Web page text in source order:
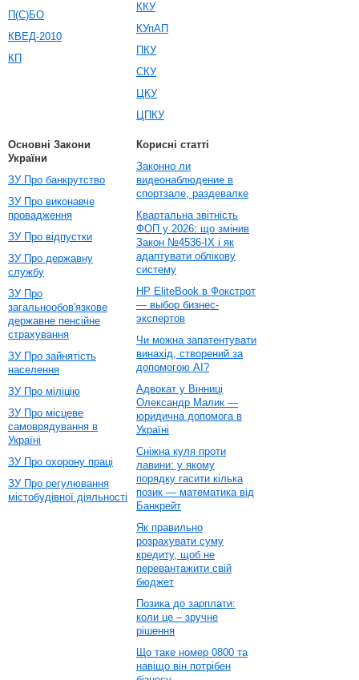
П(С)БО
КВЕД-2010
КП
ККУ
КУпАП
ПКУ
СКУ
ЦКУ
ЦПКУ
Основні Закони
України
ЗУ Про банкрутство
ЗУ Про виконавче
провадження
ЗУ Про відпустки
ЗУ Про державну
службу
ЗУ Про
загальнообов'язкове
державне пенсійне
страхування
ЗУ Про зайнятість
населення
ЗУ Про міліцію
ЗУ Про місцеве
самоврядування в
Україні
ЗУ Про охорону праці
ЗУ Про регулювання
містобудівної діяльності
Корисні статті
Законно ли
видеонаблюдение в
спортзале, раздевалке
Квартальна звітність
ФОП у 2026: що змінив
Закон №4536-IX і як
адаптувати облікову
систему
HP EliteBook в Фокстрот
— выбор бизнес-
экспертов
Чи можна запатентувати
винахід, створений за
допомогою AI?
Адвокат у Вінниці
Олександр Малик —
юридична допомога в
Україні
Сніжна куля проти
лавини: у якому
порядку гасити кілька
позик — математика від
Банкрейт
Як правильно
розрахувати суму
кредиту, щоб не
перевантажити свій
бюджет
Позика до зарплати:
коли це – зручне
рішення
Що таке номер 0800 та
навіщо він потрібен